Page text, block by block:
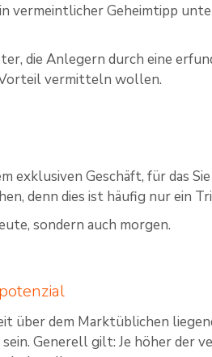
vermeintlicher Geheimtipp
die Anlegern durch eine
vermitteln wollen.
Geschäft, für das
denn dies ist häufig nur ein
sondern auch morgen.
über dem Marktüblichen
Generell gilt: Je höher der